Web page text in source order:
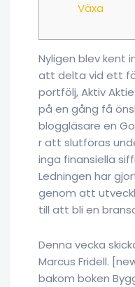
Växa
Nyligen blev kent
att delta vid ett
portfölj, Aktiv
på en gång få
bloggläsare en
r att slutföras
inga finansiella
Ledningen har
genom att
till att bli en
Denna vecka
Marcus Fridell.
bakom boken